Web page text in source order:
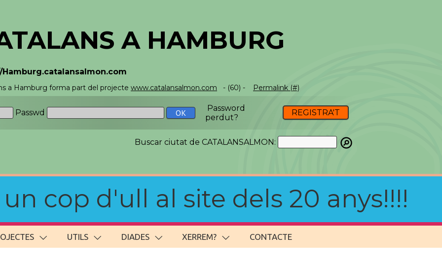
A HAMBURG
a Hamburg forma part del projecte www.catalansalmon.com - (60) - Permalink (#)
Passwd
Password
perdut?
REGISTRA'T
Buscar ciutat de CATALANSALMON:
cop d'ull al site dels 20 anys!!!!
UTILS DIADES XERREM? CONTACTE